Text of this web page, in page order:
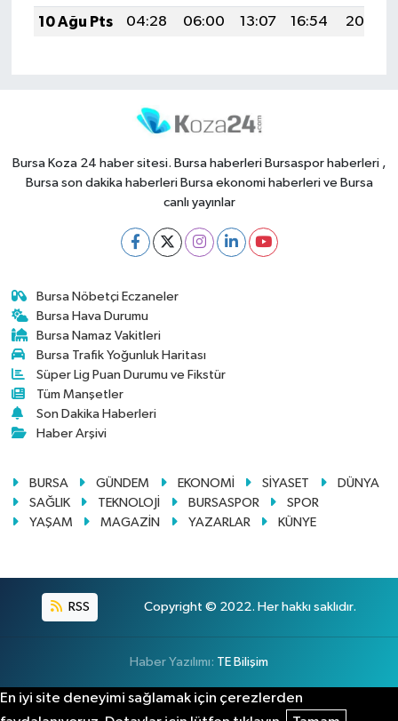
10 Ağu Pts
04:28 06:00 13:07 16:54 20:04
Bursa Koza 24 haber sitesi. Bursa haberleri Bursaspor haberleri ,
Bursa son dakika haberleri Bursa ekonomi haberleri ve Bursa
canlı yayınlar
Bursa Nöbetçi Eczaneler
Bursa Hava Durumu
Bursa Namaz Vakitleri
Bursa Trafik Yoğunluk Haritası
Süper Lig Puan Durumu ve Fikstür
Tüm Manşetler
Son Dakika Haberleri
Haber Arşivi
BURSA GÜNDEM EKONOMİ SİYASET
DÜNYA
SAĞLIK
TEKNOLOJİ BURSASPOR
SPOR
YAŞAM
MAGAZİN YAZARLAR KÜNYE
RSS Copyright © 2022. Her hakkı saklıdır.
Haber Yazılımı: TE Bilişim
En iyi site deneyimi sağlamak için çerezlerden